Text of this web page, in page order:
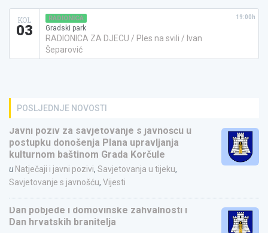
KOL
03
RADIONICA
Gradski park
RADIONICA ZA DJECU / Ples na svili / Ivan
Šeparović
19:00h
POSLJEDNJE NOVOSTI
Javni poziv za savjetovanje s javnošću u
postupku donošenja Plana upravljanja
kulturnom baštinom Grada Korčule
u Natječaji i javni pozivi, Savjetovanja u tijeku,
Savjetovanje s javnošću, Vijesti
Dan pobjede i domovinske zahvalnosti i
Dan hrvatskih branitelja